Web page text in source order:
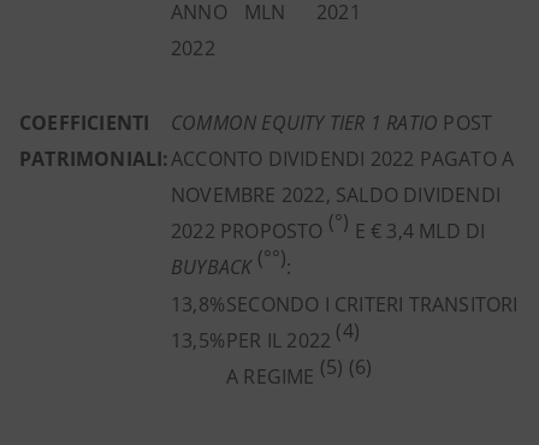
ANNO
2022
MLN 2021
COEFFICIENTI
PATRIMONIALI:
COMMON EQUITY TIER 1 RATIO POST
ACCONTO DIVIDENDI 2022 PAGATO A
NOVEMBRE 2022, SALDO DIVIDENDI
2022 PROPOSTO (°) E € 3,4 MLD DI
BUYBACK (°°):
13,8%
13,5%
SECONDO I CRITERI TRANSITORI
PER IL 2022 (4)
A REGIME (5) (6)